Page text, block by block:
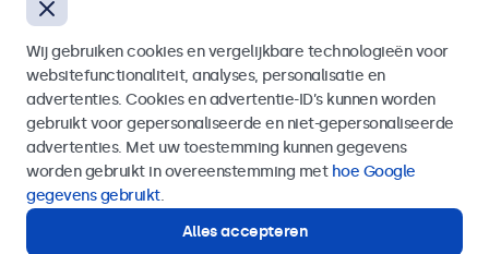
4.8/5 door 5000+ bedrijven
Nederlands
Verzenden
Of bel ons op
Hulp of advies nodig?
Wij gebruiken cookies en vergelijkbare technologieën voor
websitefunctionaliteit, analyses, personalisatie en
advertenties. Cookies en advertentie-ID’s kunnen worden
gebruikt voor gepersonaliseerde en niet-gepersonaliseerde
advertenties. Met uw toestemming kunnen gegevens
worden gebruikt in overeenstemming met hoe Google
gegevens gebruikt.
Alles accepteren